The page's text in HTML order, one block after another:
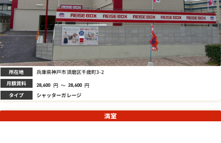
所在地 兵庫県神戸市須磨区千歳町3-2
月額賃料 28,600 円 ～ 28,600 円
タイプ シャッターガレージ
満室